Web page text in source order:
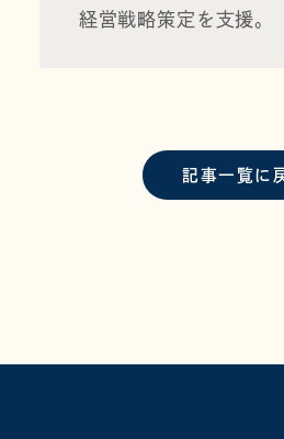
経営戦略策定を支援。
記事一覧に